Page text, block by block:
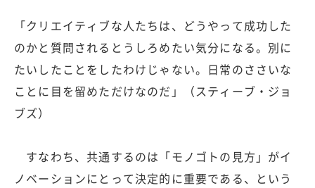
「クリエイティブな人たちは、どうやって成功した
のかと質問されるとうしろめたい気分になる。別に
たいしたことをしたわけじゃない。日常のささいな
ことに目を留めただけなのだ」（スティーブ・ジョ
ブズ）
すなわち、共通するのは「モノゴトの見方」がイ
ノベーションにとって決定的に重要である、という